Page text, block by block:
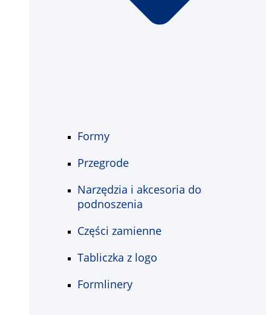
Formy
Przegrode
Narzędzia i akcesoria do
podnoszenia
Części zamienne
Tabliczka z logo
Formlinery